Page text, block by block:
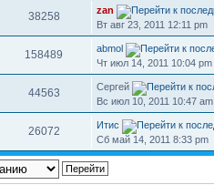
38258
zan
Вт авг 23, 2011 12:11 pm
158489
abmol
Чт июл 14, 2011 10:04 pm
44563
Сергей
Вс июл 10, 2011 10:47 am
26072
Итис
Сб май 14, 2011 8:33 pm